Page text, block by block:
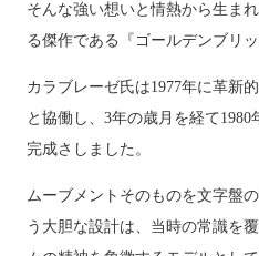
そんな強い想いと情熱から生ま
る傑作である『ゴールデンブリッ
カラブレーゼ氏は1977年に革新
と協働し、 3年の歳月を経て1980
完成さしました。
ムーブメントそのものを文字盤
う大胆な設計は、当時の常識を